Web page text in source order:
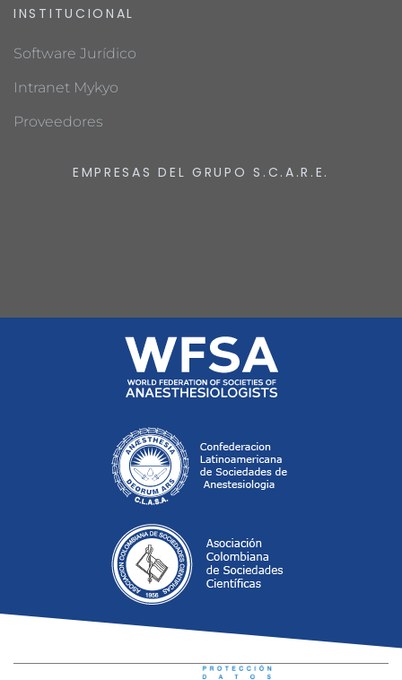
INSTITUCIONAL
Software Jurídico
Intranet Mykyo
Proveedores
EMPRESAS DEL GRUPO S.C.A.R.E.